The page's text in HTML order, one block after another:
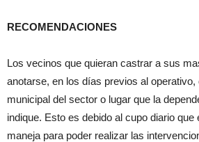
RECOMENDACIONES
Los vecinos que quieran castrar a sus
anotarse, en los días previos al operativo,
municipal del sector o lugar que la
indique. Esto es debido al cupo diario que
maneja para poder realizar las